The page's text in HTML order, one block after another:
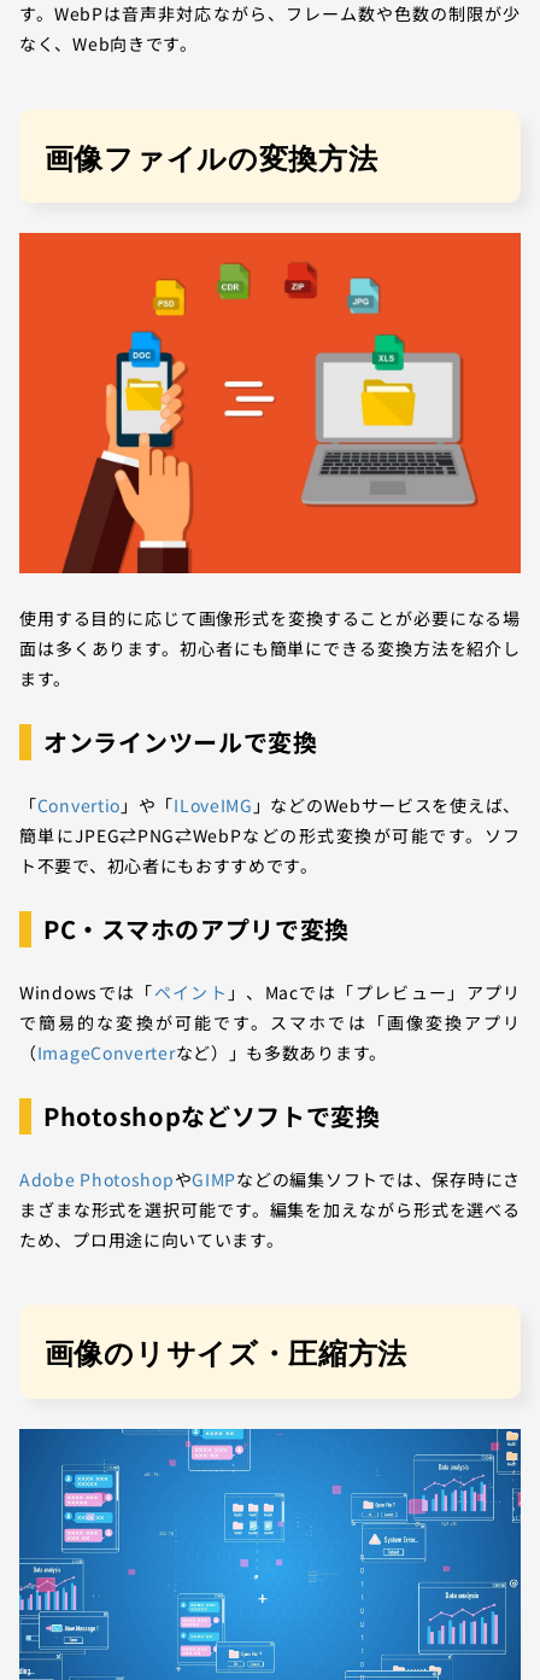
す。WebPは音声非対応ながら、フレーム数や色数の制限が少
なく、Web向きです。
画像ファイルの変換方法
使用する目的に応じて画像形式を変換することが必要になる場
面は多くあります。初心者にも簡単にできる変換方法を紹介し
ます。
オンラインツールで変換
「Convertio 」や「ILoveIMG 」などのWebサービスを使えば、
簡単にJPEG⇄PNG⇄WebPなどの形式変換が可能です。ソフ
ト不要で、初心者にもおすすめです。
PC・スマホのアプリで変換
Windowsでは「ペイント 」、Macでは「プレビュー」アプリ
で簡易的な変換が可能です。スマホでは「画像変換アプリ
（ImageConverterなど）」も多数あります。
Photoshopなどソフトで変換
Adobe PhotoshopやGIMPなどの編集ソフトでは、保存時にさ
まざまな形式を選択可能です。編集を加えながら形式を選べる
ため、プロ用途に向いています。
画像のリサイズ・圧縮方法